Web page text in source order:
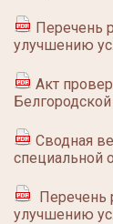
Перечень
улучшению
Акт
Сводная
специальной
Перечень
улучшению